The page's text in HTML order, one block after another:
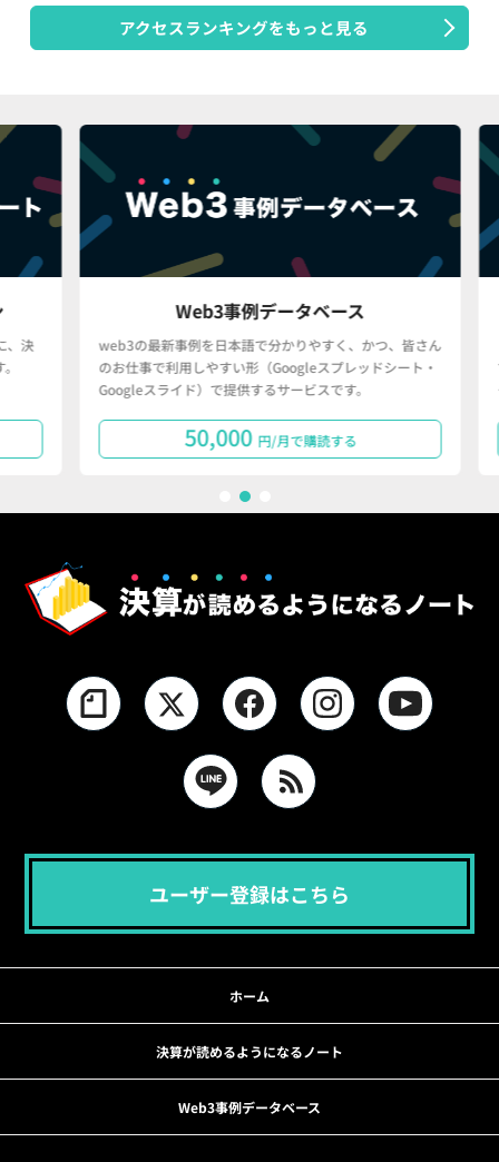
アクセスランキングをもっと見る
Web3事例データベース
web3の最新事例を日本語で分かりやすく、かつ、皆さん
のお仕事で利用しやすい形（Googleスプレッドシート・
Googleスライド）で提供するサービスです。
50,000 円/月で購読する
ユーザー登録はこちら
ホーム
決算が読めるようになるノート
Web3事例データベース